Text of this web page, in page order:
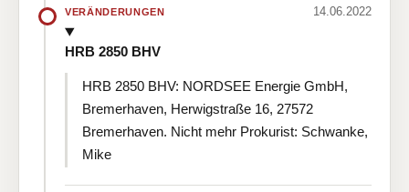
VERÄNDERUNGEN 14.06.2022
HRB 2850 BHV
HRB 2850 BHV: NORDSEE Energie GmbH,
Bremerhaven, Herwigstraße 16, 27572
Bremerhaven. Nicht mehr Prokurist: Schwanke,
Mike